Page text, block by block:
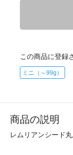
この商品に登録
ミニ（～99g）
商品の説明
レムリアンシード丸